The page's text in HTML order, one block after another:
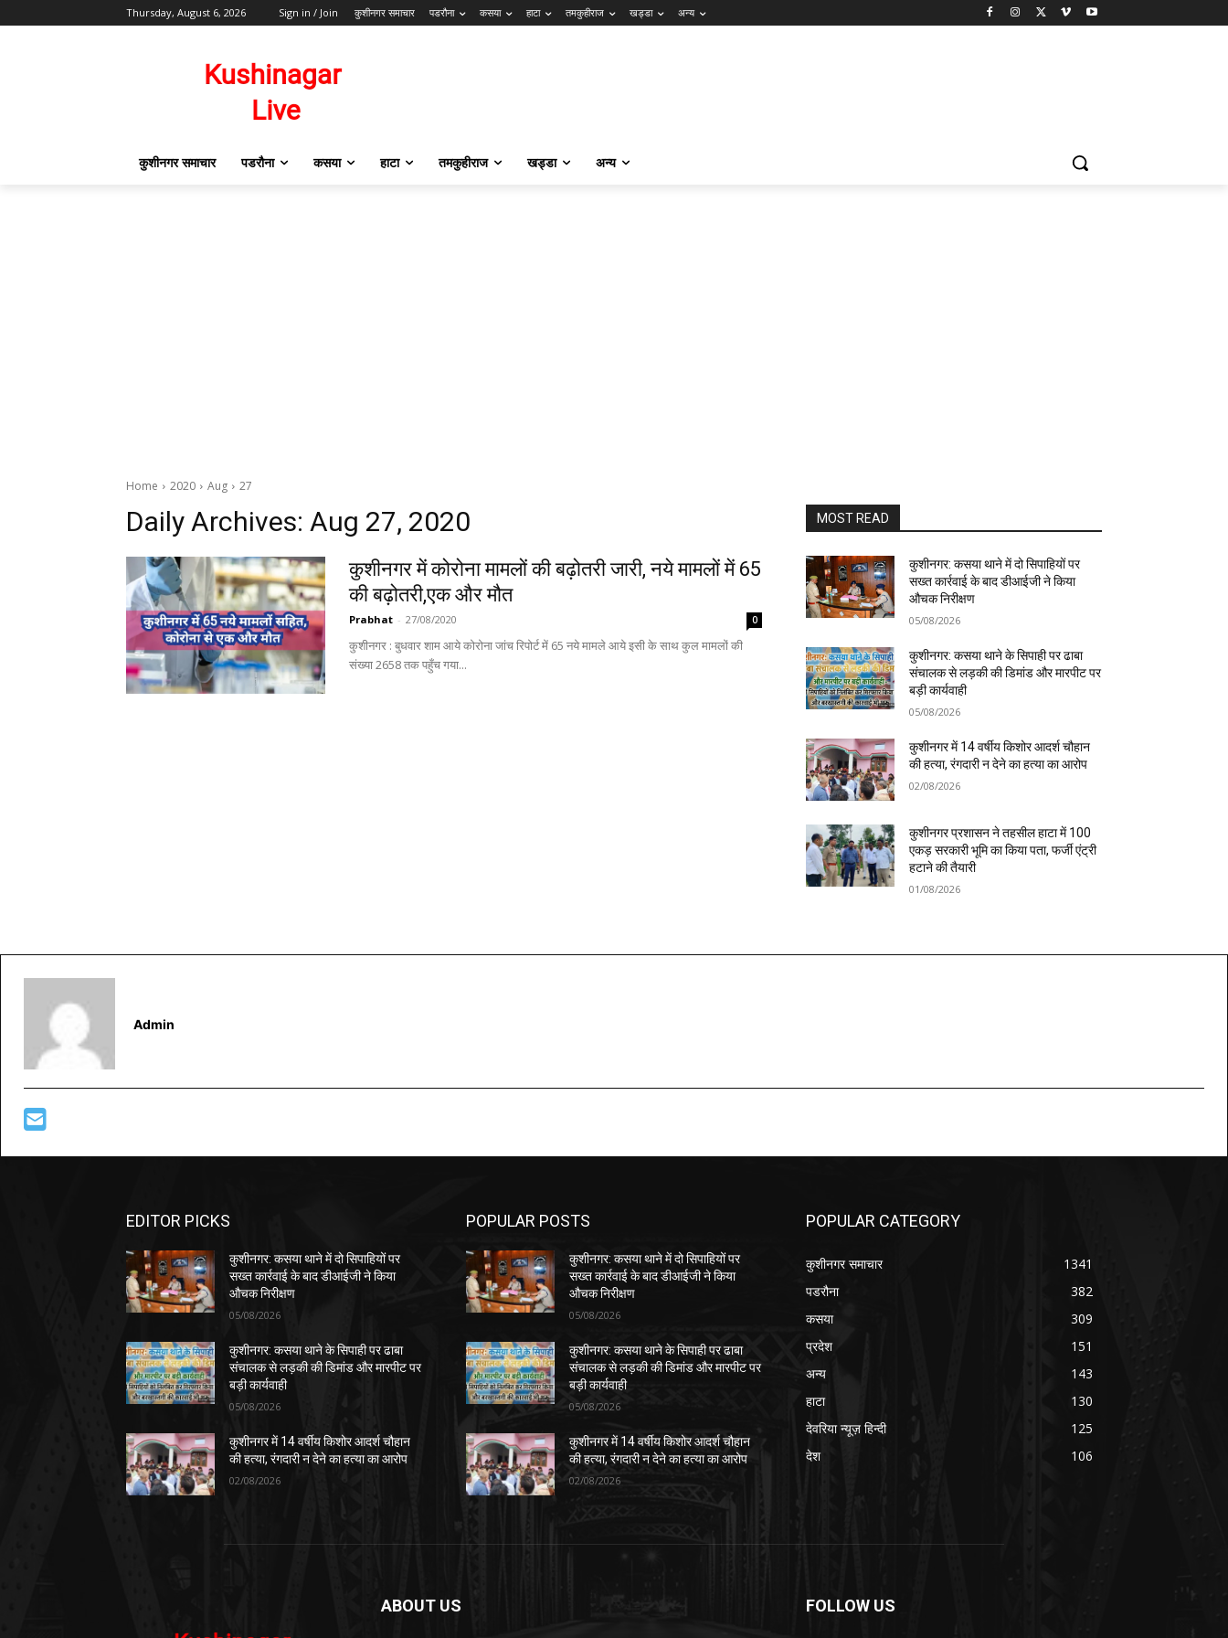
Thursday, August 6, 2026 Sign in / Join कुशीनगर समाचार पडरौना कसया हाटा तमकुहीराज खड्डा अन्य
कुशीनगर समाचार पडरौना कसया हाटा तमकुहीराज खड्डा अन्य
Home 2020 Aug 27
Daily Archives: Aug 27, 2020
कुशीनगर में कोरोना मामलों की बढ़ोतरी जारी, नये मामलों में 65
की बढ़ोतरी,एक और मौत
Prabhat - 27/08/2020 0
कुशीनगर : बुधवार शाम आये कोरोना जांच रिपोर्ट में 65 नये मामले आये इसी के साथ कुल मामलों की
संख्या 2658 तक पहुँच गया...
MOST READ
कुशीनगर: कसया थाने में दो सिपाहियों पर
सख्त कार्रवाई के बाद डीआईजी ने किया
औचक निरीक्षण
05/08/2026
कुशीनगर: कसया थाने के सिपाही पर ढाबा
संचालक से लड़की की डिमांड और मारपीट पर
बड़ी कार्यवाही
05/08/2026
कुशीनगर में 14 वर्षीय किशोर आदर्श चौहान
की हत्या, रंगदारी न देने का हत्या का आरोप
02/08/2026
कुशीनगर प्रशासन ने तहसील हाटा में 100
एकड़ सरकारी भूमि का किया पता, फर्जी एंट्री
हटाने की तैयारी
01/08/2026
Admin
EDITOR PICKS
कुशीनगर: कसया थाने में दो सिपाहियों पर
सख्त कार्रवाई के बाद डीआईजी ने किया
औचक निरीक्षण
05/08/2026
कुशीनगर: कसया थाने के सिपाही पर ढाबा
संचालक से लड़की की डिमांड और मारपीट पर
बड़ी कार्यवाही
05/08/2026
कुशीनगर में 14 वर्षीय किशोर आदर्श चौहान
की हत्या, रंगदारी न देने का हत्या का आरोप
02/08/2026
POPULAR POSTS
कुशीनगर: कसया थाने में दो सिपाहियों पर
सख्त कार्रवाई के बाद डीआईजी ने किया
औचक निरीक्षण
05/08/2026
कुशीनगर: कसया थाने के सिपाही पर ढाबा
संचालक से लड़की की डिमांड और मारपीट पर
बड़ी कार्यवाही
05/08/2026
कुशीनगर में 14 वर्षीय किशोर आदर्श चौहान
की हत्या, रंगदारी न देने का हत्या का आरोप
02/08/2026
POPULAR CATEGORY
कुशीनगर समाचार
1341
पडरौना
382
कसया
309
प्रदेश
151
अन्य
143
हाटा
130
देवरिया न्यूज़ हिन्दी
125
देश
106
ABOUT US FOLLOW US